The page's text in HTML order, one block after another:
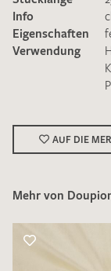
zur
genommen
Info
Eigenschaften
Verwendung
AUF DIE
Mehr von